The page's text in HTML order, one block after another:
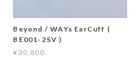
Beyond / WAYs EarCuff (
BE001-2SV )
¥30,800